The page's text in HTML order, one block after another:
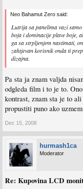
Neo Bahamut Zero said:
Lutrija sa panelima vazi
boja i dominacije plave boje,
ga sa strpljenjem nastimati,
zahtjevan korisnik onda ti
dizajna.
Pa sta ja znam valjda
odgleda film i to je to.
kontrast, znam sta je to
propustiti puno ako
Dec 15, 2008
hurmash1ca
Moderator
Re: Kupovina LCD